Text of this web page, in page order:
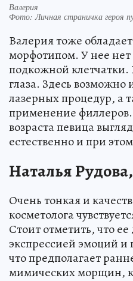
Валерия
Фото:Личная страничка героя
Валерия тоже
морфотипом. У нее
подкожной клетчатки.
глаза. Здесь возможно
лазерных процедур, а
применение филлеров.
возраста певица
естественно и при
Наталья
Очень тонкая и
косметолога
Стоит отметить, что ее
экспрессией эмоций
что предполагает
мимических морщин,